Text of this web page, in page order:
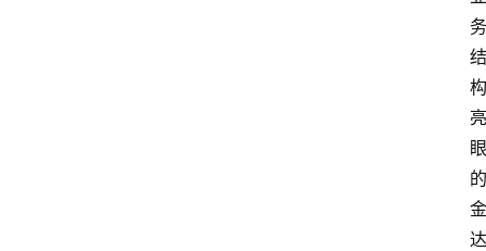
务
结
构
亮
眼
的
金
达